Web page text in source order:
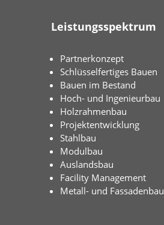
Leistungsspektrum
Partnerkonzept
Schlüsselfertiges Bauen
Bauen im Bestand
Hoch- und Ingenieurbau
Holzrahmenbau
Projektentwicklung
Stahlbau
Modulbau
Auslandsbau
Facility Management
Metall- und Fassadenbau